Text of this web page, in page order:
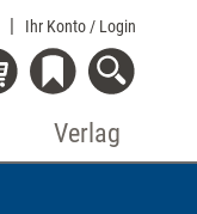
Ihr Konto / Login
Verlag